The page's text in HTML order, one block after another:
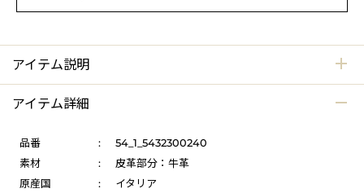
アイテム説明
アイテム詳細
品番 :
54_1_5432300240
素材
:
皮革部分：牛革
原産国
:
イタリア